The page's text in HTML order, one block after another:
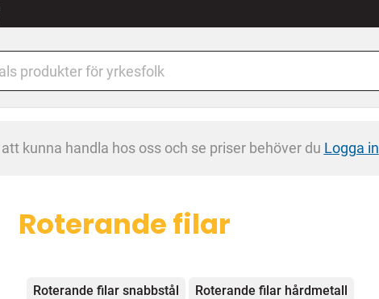
att kunna handla hos oss och se priser behöver du Logga in
Roterande filar
Kategorier
Roterande filar snabbstål Roterande filar hårdmetall